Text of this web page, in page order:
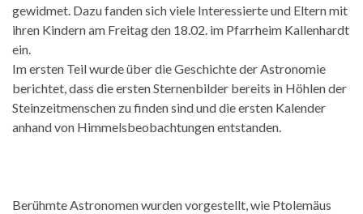
gewidmet. Dazu fanden sich viele Interessierte und Eltern mit
ihren Kindern am Freitag den 18.02. im Pfarrheim Kallenhardt
ein.
Im ersten Teil wurde über die Geschichte der Astronomie
berichtet, dass die ersten Sternenbilder bereits in Höhlen der
Steinzeitmenschen zu finden sind und die ersten Kalender
anhand von Himmelsbeobachtungen entstanden.
Berühmte Astronomen wurden vorgestellt, wie Ptolemäus